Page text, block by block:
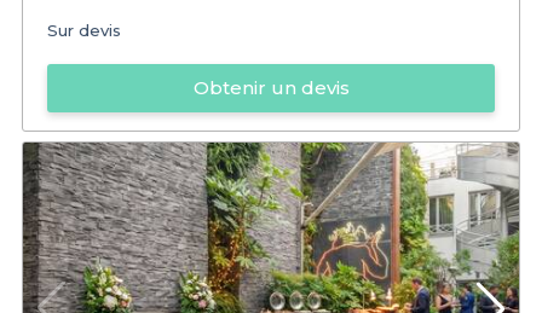
Sur devis
Obtenir un devis